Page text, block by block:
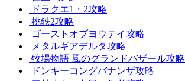
ドラクエ1・2攻略
桃鉄2攻略
ゴーストオブヨウテイ攻略
メタルギアデルタ攻略
牧場物語 風のグランドバザール攻略
ドンキーコングバナンザ攻略